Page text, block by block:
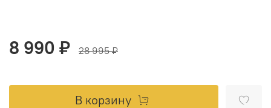
8 990 ₽ 28 995 ₽
В корзину